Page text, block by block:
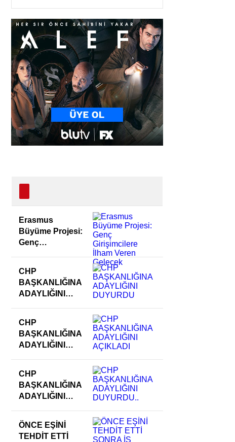
Erasmus
Büyüme Projesi:
Genç
Gelecek
CHP
BAŞKANLIĞINA
ADAYLIĞINI
CHP
BAŞKANLIĞINA
ADAYLIĞINI
CHP
BAŞKANLIĞINA
ADAYLIĞINI
ÖNCE EŞİNİ
TEHDİT ETTİ